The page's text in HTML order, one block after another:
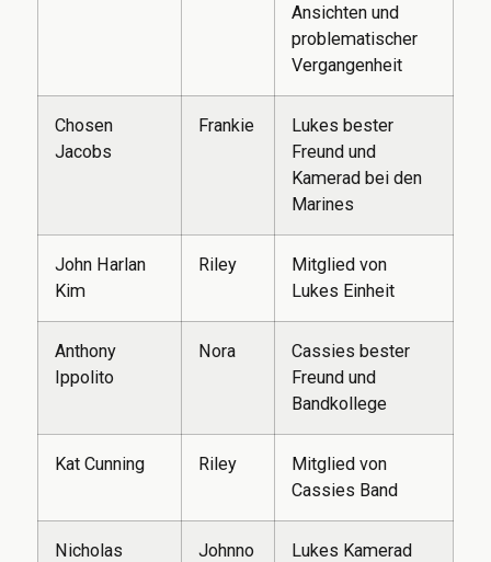
Ansichten und
problematischer
Vergangenheit
Chosen
Jacobs
Frankie
Lukes bester
Freund und
Kamerad bei den
Marines
John Harlan
Kim
Riley
Mitglied von
Lukes Einheit
Anthony
Ippolito
Nora
Cassies bester
Freund und
Bandkollege
Kat Cunning Riley
Mitglied von
Cassies Band
Nicholas
Johnno Lukes Kamerad